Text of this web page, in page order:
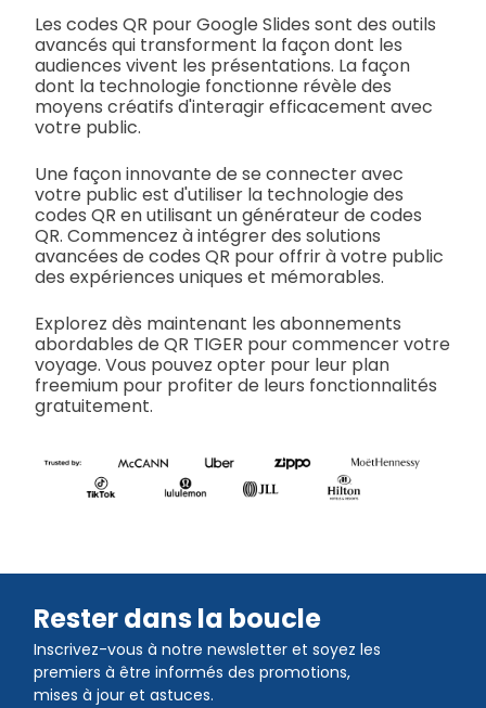
Les codes QR pour Google Slides sont des outils
avancés qui transforment la façon dont les
audiences vivent les présentations. La façon
dont la technologie fonctionne révèle des
moyens créatifs d'interagir efficacement avec
votre public.
Une façon innovante de se connecter avec
votre public est d'utiliser la technologie des
codes QR en utilisant un générateur de codes
QR. Commencez à intégrer des solutions
avancées de codes QR pour offrir à votre public
des expériences uniques et mémorables.
Explorez dès maintenant les abonnements
abordables de QR TIGER pour commencer votre
voyage. Vous pouvez opter pour leur plan
freemium pour profiter de leurs fonctionnalités
gratuitement.
Rester dans la boucle
Inscrivez-vous à notre newsletter et soyez les
premiers à être informés des promotions,
mises à jour et astuces.